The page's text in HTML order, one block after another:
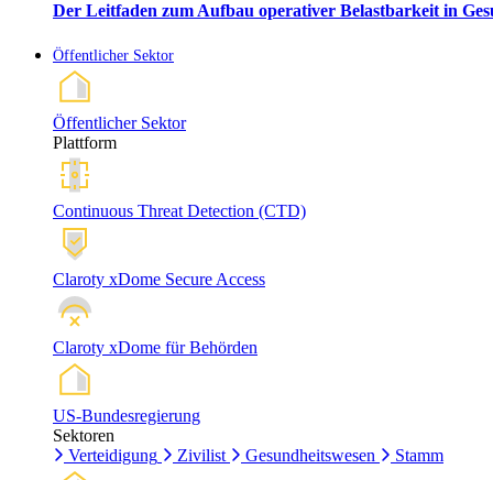
Der Leitfaden zum Aufbau operativer Belastbarkeit in
Öffentlicher Sektor
Öffentlicher Sektor
Plattform
Continuous Threat Detection (CTD)
Claroty xDome Secure Access
Claroty xDome für Behörden
US-Bundesregierung
Sektoren
Verteidigung
Zivilist Gesundheitswesen Stamm